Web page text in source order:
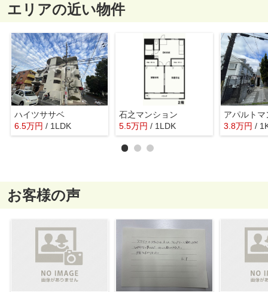
エリアの近い物件
ハイツササベ
6.5万円 / 1LDK
石之マンション
5.5万円 / 1LDK
アパルト
3.8万円 /
お客様の声